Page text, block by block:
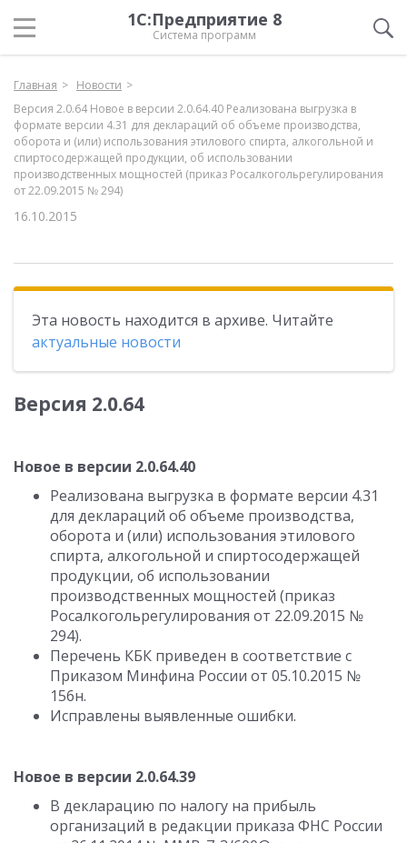
1С:Предприятие 8
Система программ
Главная
Новости
Версия 2.0.64 Новое в версии 2.0.64.40 Реализована выгрузка в
формате версии 4.31 для деклараций об объеме производства,
оборота и (или) использования этилового спирта, алкогольной и
спиртосодержащей продукции, об использовании
производственных мощностей (приказ Росалкогольрегулирования
от 22.09.2015 № 294)
16.10.2015
Эта новость находится в архиве. Читайте
актуальные новости
Версия 2.0.64
Новое в версии 2.0.64.40
Реализована выгрузка в формате версии 4.31
для деклараций об объеме производства,
оборота и (или) использования этилового
спирта, алкогольной и спиртосодержащей
продукции, об использовании
производственных мощностей (приказ
Росалкогольрегулирования от 22.09.2015 №
294).
Перечень КБК приведен в соответствие с
Приказом Минфина России от 05.10.2015 №
156н.
Исправлены выявленные ошибки.
Новое в версии 2.0.64.39
В декларацию по налогу на прибыль
организаций в редакции приказа ФНС России